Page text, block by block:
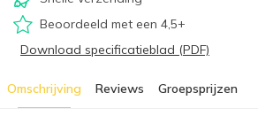
Beoordeeld met een 4,5+
Download specificatieblad (PDF)
Omschrijving Reviews Groepsprijzen